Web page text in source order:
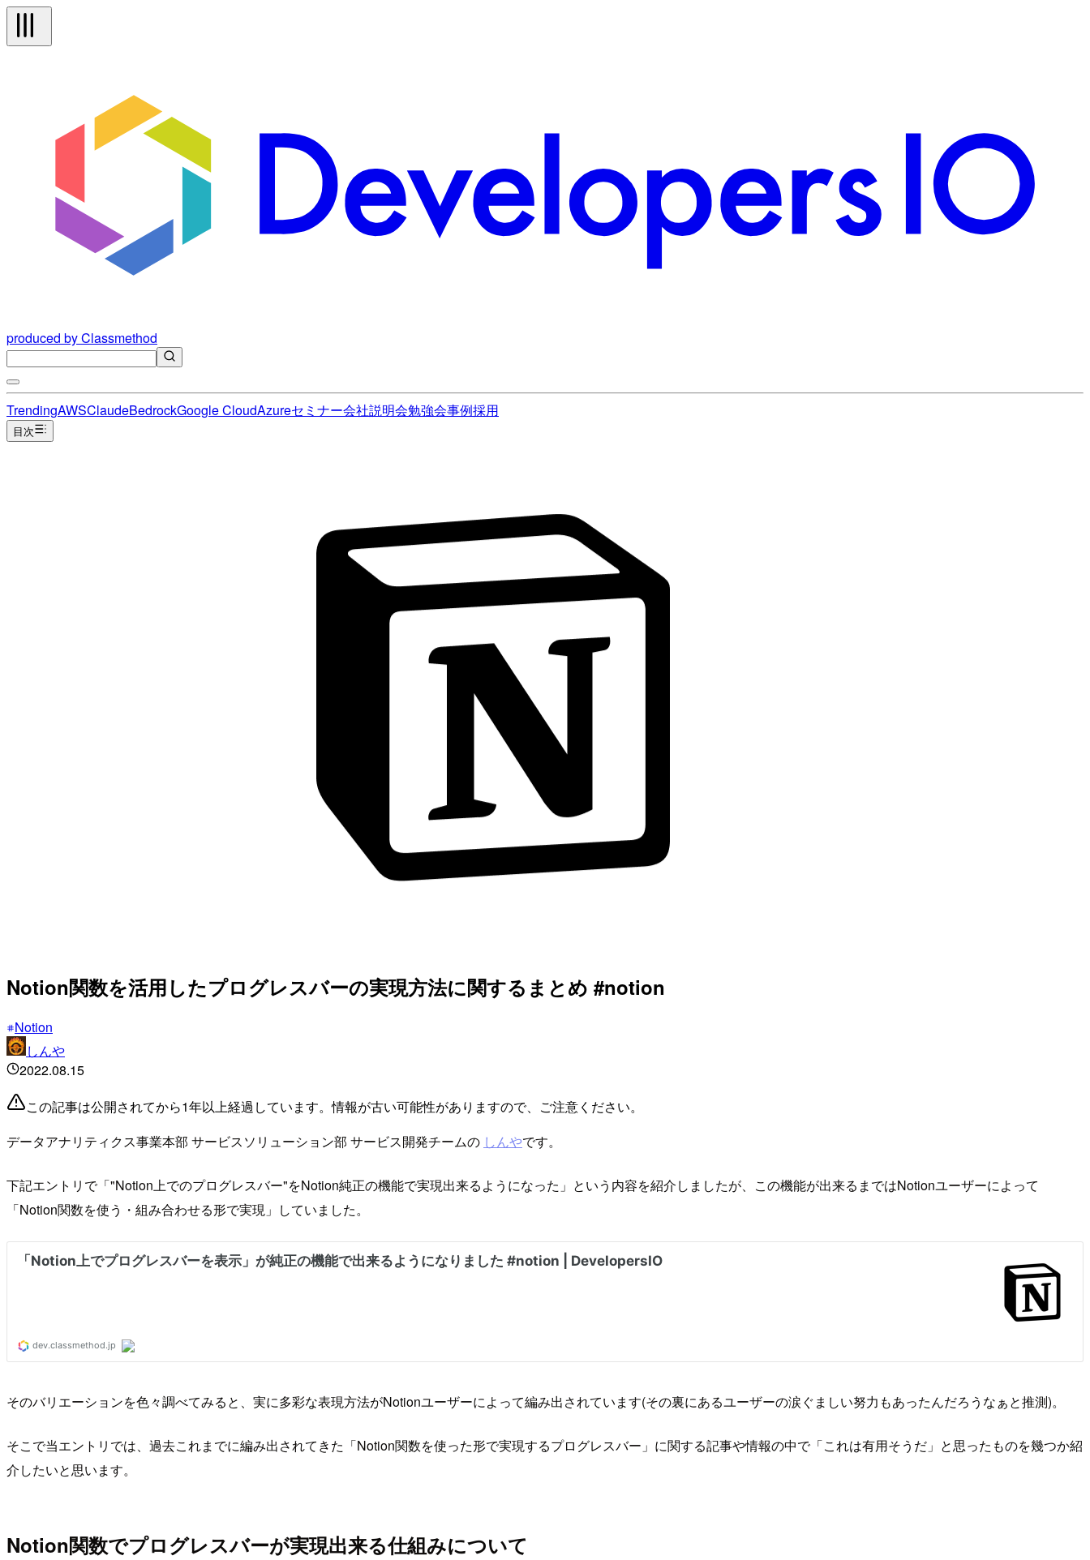
produced by Classmethod
TrendingAWSClaudeBedrockGoogle CloudAzureセミナー会社説明会勉強会事例採用
目次
Notion関数を活用したプログレスバーの実現方法に関するまとめ #notion
Notion
しんや
2022.08.15
この記事は公開されてから1年以上経過しています。情報が古い可能性がありますので、ご注意ください。
データアナリティクス事業本部 サービスソリューション部 サービス開発チームの しんやです。
下記エントリで「"Notion上でのプログレスバー"をNotion純正の機能で実現出来るようになった」という内容を紹介しましたが、この機能が出来るまではNotionユーザーによって
「Notion関数を使う・組み合わせる形で実現」していました。
そのバリエーションを色々調べてみると、実に多彩な表現方法がNotionユーザーによって編み出されています(その裏にあるユーザーの涙ぐましい努力もあったんだろうなぁと推測)。
そこで当エントリでは、過去これまでに編み出されてきた「Notion関数を使った形で実現するプログレスバー」に関する記事や情報の中で「これは有用そうだ」と思ったものを幾つか紹
介したいと思います。
Notion関数でプログレスバーが実現出来る仕組みについて